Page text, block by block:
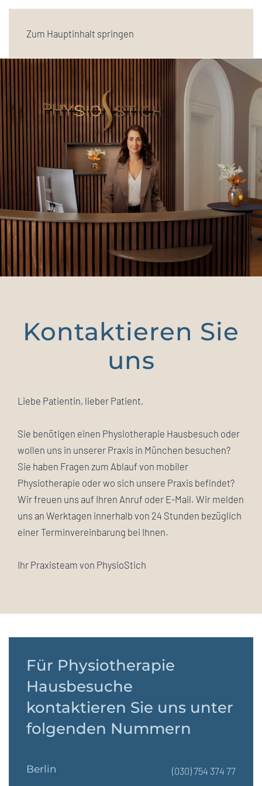
Zum Hauptinhalt springen
Kontaktieren Sie
uns
Liebe Patientin, lieber Patient,
Sie benötigen einen Physiotherapie Hausbesuch oder
wollen uns in unserer Praxis in München besuchen?
Sie haben Fragen zum Ablauf von mobiler
Physiotherapie oder wo sich unsere Praxis befindet?
Wir freuen uns auf Ihren Anruf oder E-Mail. Wir melden
uns an Werktagen innerhalb von 24 Stunden bezüglich
einer Terminvereinbarung bei Ihnen.
Ihr Praxisteam von PhysioStich
Für Physiotherapie
Hausbesuche
kontaktieren Sie uns unter
folgenden Nummern
Berlin (030) 754 374 77